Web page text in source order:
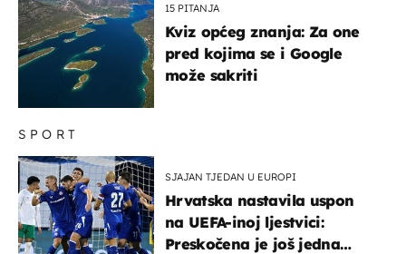
SPORT
SJAJAN TJEDAN U EUROPI
Hrvatska nastavila uspon
na UEFA-inoj ljestvici:
Preskočena je još jedna
15 PITANJA
Kviz općeg znanja: Za one
pred kojima se i Google
može sakriti